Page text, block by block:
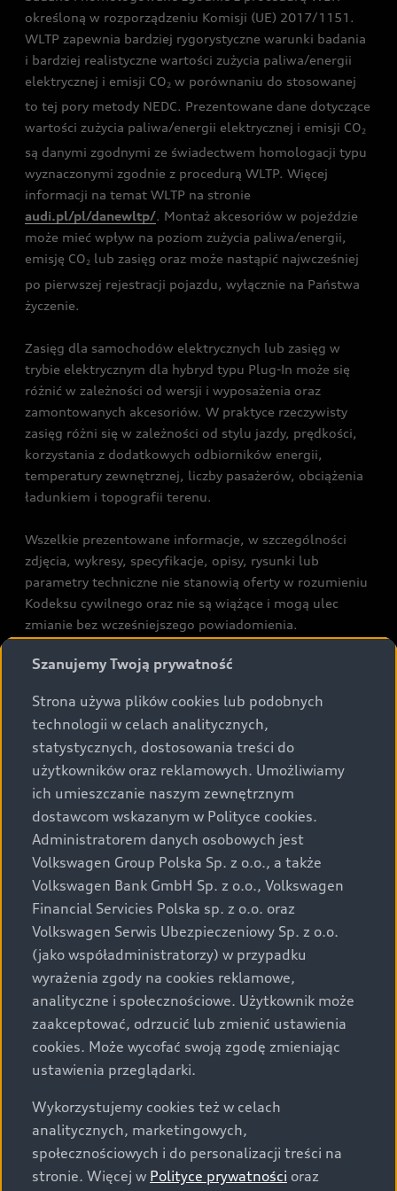
określoną w rozporządzeniu Komisji (UE) 2017/1151.
WLTP zapewnia bardziej rygorystyczne warunki badania
i bardziej realistyczne wartości zużycia paliwa/energii
elektrycznej i emisji CO2 w porównaniu do stosowanej
to tej pory metody NEDC. Prezentowane dane dotyczące
wartości zużycia paliwa/energii elektrycznej i emisji CO2
są danymi zgodnymi ze świadectwem homologacji typu
wyznaczonymi zgodnie z procedurą WLTP. Więcej
informacji na temat WLTP na stronie
audi.pl/pl/danewltp/. Montaż akcesoriów w pojeździe
może mieć wpływ na poziom zużycia paliwa/energii,
emisję CO2 lub zasięg oraz może nastąpić najwcześniej
po pierwszej rejestracji pojazdu, wyłącznie na Państwa
życzenie.
Zasięg dla samochodów elektrycznych lub zasięg w
trybie elektrycznym dla hybryd typu Plug-In może się
różnić w zależności od wersji i wyposażenia oraz
zamontowanych akcesoriów. W praktyce rzeczywisty
zasięg różni się w zależności od stylu jazdy, prędkości,
korzystania z dodatkowych odbiorników energii,
temperatury zewnętrznej, liczby pasażerów, obciążenia
ładunkiem i topografii terenu.
Wszelkie prezentowane informacje, w szczególności
zdjęcia, wykresy, specyfikacje, opisy, rysunki lub
parametry techniczne nie stanowią oferty w rozumieniu
Kodeksu cywilnego oraz nie są wiążące i mogą ulec
zmianie bez wcześniejszego powiadomienia.
rozumieniu art. 5561§2 Kodeksu cywilnego oraz art.
Podane kwoty są rekomendowane i obejmują podatek
VAT (23%), chyba że inaczej zaznaczono.
Audi zastrzega sobie możliwość wprowadzenia zmian w
prezentowanych wersjach. Przedstawione detale
wyposażenia mogą różnić się od specyfikacji
przewidzianej na rynek polski. Zamieszczone zdjęcia
mogą przedstawiać wyposażenie opcjonalne, dostępne
za dopłatą. Wiążące ustalenie ceny, wyposażenia i
specyfikacji pojazdu następują w umowie sprzedaży, a
określenie parametrów technicznych zawiera
świadectwo homologacji typu pojazdu. Zastrzegamy
sobie prawo do zmian i pomyłek. Wszelkie informacje
prezentowane na stronie są aktualne na dzień ich
zamieszczania. W celu uzyskania najnowszych
informacji prosimy kontaktować się z Partnerem Marki
Audi.
Wszystkie produkowane obecnie samochody marki Audi
są wykonywane z materiałów spełniających pod
względem możliwości odzysku i recyklingu wymagania
określone w normie ISO 22628 i są zgodne z
Szanujemy Twoją prywatność
Strona używa plików cookies lub podobnych
technologii w celach analitycznych,
statystycznych, dostosowania treści do
użytkowników oraz reklamowych. Umożliwiamy
ich umieszczanie naszym zewnętrznym
dostawcom wskazanym w Polityce cookies.
Administratorem danych osobowych jest
Volkswagen Group Polska Sp. z o.o., a także
Volkswagen Bank GmbH Sp. z o.o., Volkswagen
Financial Servicies Polska sp. z o.o. oraz
Volkswagen Serwis Ubezpieczeniowy Sp. z o.o.
(jako współadministratorzy) w przypadku
wyrażenia zgody na cookies reklamowe,
analityczne i społecznościowe. Użytkownik może
zaakceptować, odrzucić lub zmienić ustawienia
cookies. Może wycofać swoją zgodę zmieniając
ustawienia przeglądarki.
Wykorzystujemy cookies też w celach
analitycznych, marketingowych,
społecznościowych i do personalizacji treści na
stronie. Więcej w Polityce prywatności oraz